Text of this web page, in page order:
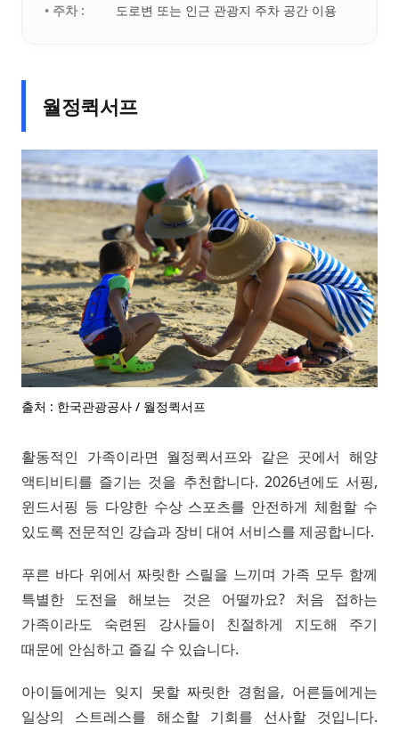
• 주차 :
도로변 또는 인근 관광지 주차 공간 이용
월정퀵서프
출처 : 한국관광공사 / 월정퀵서프
활동적인 가족이라면 월정퀵서프와 같은 곳에서 해양
액티비티를 즐기는 것을 추천합니다. 2026년에도 서핑,
윈드서핑 등 다양한 수상 스포츠를 안전하게 체험할 수
있도록 전문적인 강습과 장비 대여 서비스를 제공합니다.
푸른 바다 위에서 짜릿한 스릴을 느끼며 가족 모두 함께
특별한 도전을 해보는 것은 어떨까요? 처음 접하는
가족이라도 숙련된 강사들이 친절하게 지도해 주기
때문에 안심하고 즐길 수 있습니다.
아이들에게는 잊지 못할 짜릿한 경험을, 어른들에게는
일상의 스트레스를 해소할 기회를 선사할 것입니다.